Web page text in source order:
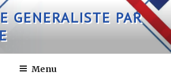
GENERALISTE PAR
Menu